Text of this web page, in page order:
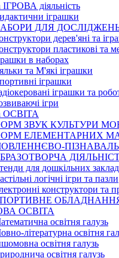
діяльність
іграшки
ДЛЯ
дерев'яні та
пластикові та
в наборах
та М'які іграшки
іграшки
іграшки та
ігри
ОСВIТА
ЗВУК КУЛЬТУРИ
ЕЛЕМЕНТАРНИХ
для дошкільних
логічні ігри та пазли
конструктори та
ОСВIТА
освітня галузь
літературна освітня
освітня галузь
освітня галузь